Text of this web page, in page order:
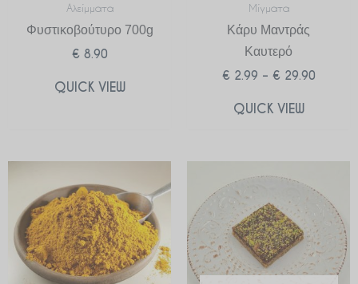
Αλείμματα
Φυστικοβούτυρο 700g
€ 8.90
QUICK VIEW
Μίγματα
Κάρυ Μαντράς
Καυτερό
€ 2.99 – € 29.90
QUICK VIEW
range:
€ 2.99
through
€ 29.90